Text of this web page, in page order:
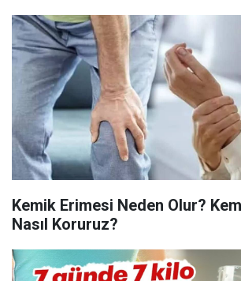
Kemik Erimesi Neden Olur?
Nasıl Koruruz?